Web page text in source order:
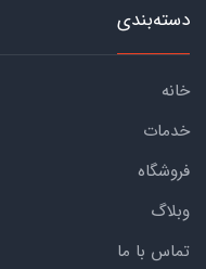
دسته‌بندی
خانه
خدمات
فروشگاه
وبلاگ
تماس با ما